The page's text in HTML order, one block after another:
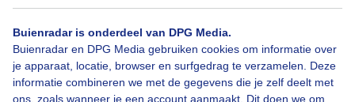
Buienradar is onderdeel van DPG Media.
Buienradar en DPG Media gebruiken cookies om informatie over
je apparaat, locatie, browser en surfgedrag te verzamelen. Deze
informatie combineren we met de gegevens die je zelf deelt met
ons, zoals wanneer je een account aanmaakt. Dit doen we om
Bekijk slideshow